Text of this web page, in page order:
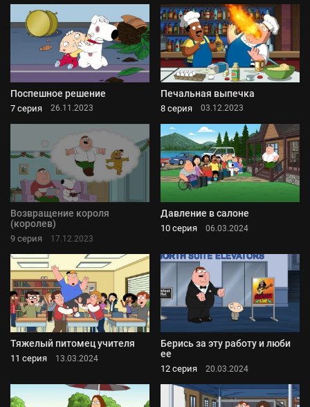
Поспешное решение
7 серия 26.11.2023
Печальная выпечка
8 серия 03.12.2023
Возвращение короля
(королев)
9 серия 17.12.2023
Давление в салоне
10 серия 06.03.2024
Тяжелый питомец учителя
11 серия 13.03.2024
Берись за эту работу и люби
ее
12 серия 20.03.2024